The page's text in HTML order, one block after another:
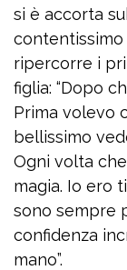
si è accorta
contentissimo
ripercorre i
figlia: “Dopo
Prima volevo
bellissimo
Ogni volta
magia. Io ero
sono sempre
confidenza
mano”.